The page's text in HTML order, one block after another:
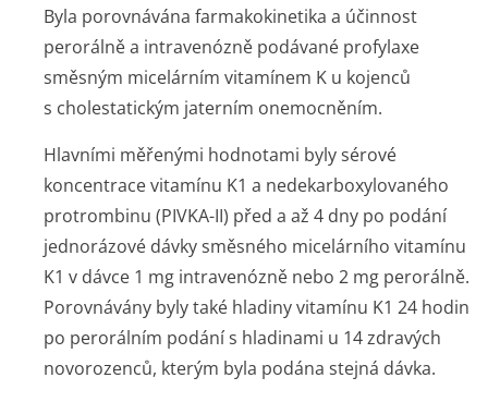
Byla porovnávána farmakokinetika a účinnost
perorálně a intravenózně podávané profylaxe
směsným micelárním vitamínem K u kojenců
s cholestatickým jaterním onemocněním.
Hlavními měřenými hodnotami byly sérové
koncentrace vitamínu K1 a nedekarboxylovaného
protrombinu (PIVKA-II) před a až 4 dny po podání
jednorázové dávky směsného micelárního vitamínu
K1 v dávce 1 mg intravenózně nebo 2 mg perorálně.
Porovnávány byly také hladiny vitamínu K1 24 hodin
po perorálním podání s hladinami u 14 zdravých
novorozenců, kterým byla podána stejná dávka.